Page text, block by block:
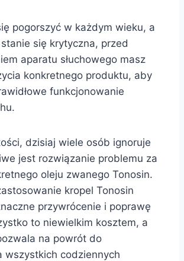
pogorszyć w każdym wieku, a
się krytyczna, przed
aparatu słuchowego masz
konkretnego produktu, aby
funkcjonowanie
dzisiaj wiele osób ignoruje
jest rozwiązanie problemu za
oleju zwanego Tonosin.
kropel Tonosin
przywrócenie i poprawę
to niewielkim kosztem, a
na powrót do
wszystkich codziennych